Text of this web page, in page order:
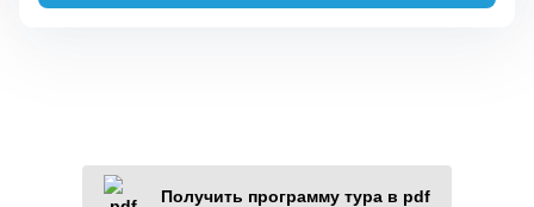
Получить программу тура в pdf